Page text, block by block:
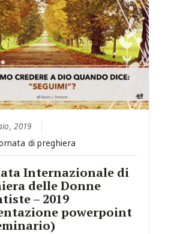
2019
di preghiera
Internazionale di
delle Donne
– 2019
powerpoint